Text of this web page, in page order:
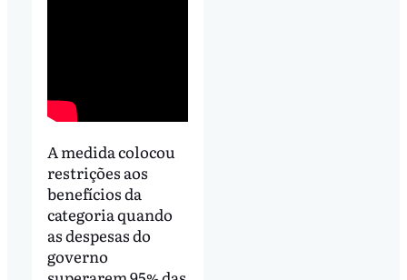
A medida colocou
restrições aos
benefícios da
categoria quando
as despesas do
governo